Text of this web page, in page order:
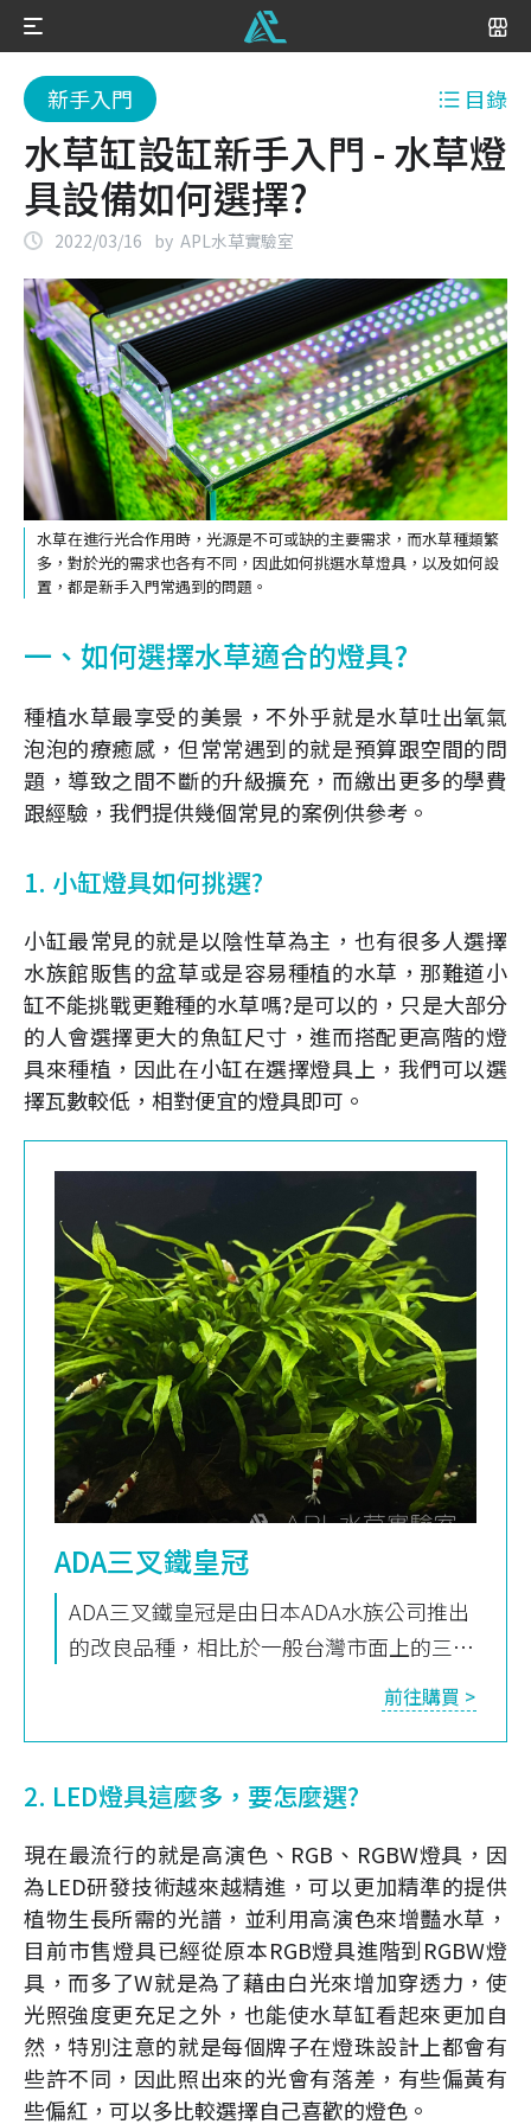
新手入門 目錄
水草缸設缸新手入門 - 水草燈
具設備如何選擇?
2022/03/16 by APL水草實驗室
水草在進行光合作用時，光源是不可或缺的主要需求，而水草種類繁
多，對於光的需求也各有不同，因此如何挑選水草燈具，以及如何設
置，都是新手入門常遇到的問題。
一、如何選擇水草適合的燈具?
種植水草最享受的美景，不外乎就是水草吐出氧氣
泡泡的療癒感，但常常遇到的就是預算跟空間的問
題，導致之間不斷的升級擴充，而繳出更多的學費
跟經驗，我們提供幾個常見的案例供參考。
1. 小缸燈具如何挑選?
小缸最常見的就是以陰性草為主，也有很多人選擇
水族館販售的盆草或是容易種植的水草，那難道小
缸不能挑戰更難種的水草嗎?是可以的，只是大部分
的人會選擇更大的魚缸尺寸，進而搭配更高階的燈
具來種植，因此在小缸在選擇燈具上，我們可以選
擇瓦數較低，相對便宜的燈具即可。
ADA三叉鐵皇冠
ADA三叉鐵皇冠是由日本ADA水族公司推出
的改良品種，相比於一般台灣市面上的三叉
鐵皇冠，這款水草體型更加細小和迷你。由
於其獨特的外觀和耐寒特性，ADA三叉鐵皇
冠逐漸成為愛好者和造景師推崇的陰性水草
之一
前往購買
2. LED燈具這麼多，要怎麼選?
現在最流行的就是高演色、RGB、RGBW燈具，因
為LED研發技術越來越精進，可以更加精準的提供
植物生長所需的光譜，並利用高演色來增豔水草，
目前市售燈具已經從原本RGB燈具進階到RGBW燈
具，而多了W就是為了藉由白光來增加穿透力，使
光照強度更充足之外，也能使水草缸看起來更加自
然，特別注意的就是每個牌子在燈珠設計上都會有
些許不同，因此照出來的光會有落差，有些偏黃有
些偏紅，可以多比較選擇自己喜歡的燈色。
底土